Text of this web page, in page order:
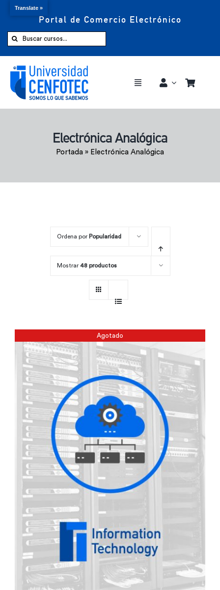
Portal de Comercio Electrónico
Buscar:
Toggle
Comprar ahora
Electrónica Analógica
Portada » Electrónica Analógica
Ordena por Popularidad
Mostrar 48 productos
Agotado
Translate »